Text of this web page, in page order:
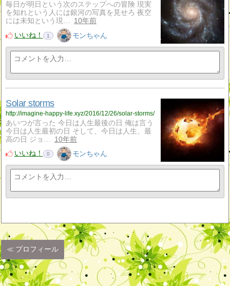
毎日が明日という次のステップへの冒険 現実
を知れという人には銀河の写真を見せろ 夜空
には未知という現…
10年前
いいね！
1 モンちゃん
Solar storms
http://imagine-happy-life.xyz/2016/12/26/solar-storms/
あいつが言った 今日は人生最後の日 俺は言う
今日は人生最初の日 そして、今日は人生、最
高の日 ジョ…
10年前
いいね！
0 モンちゃん
プロフィール